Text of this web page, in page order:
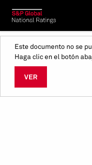
Este documento no se
Haga clic en el botón
VER